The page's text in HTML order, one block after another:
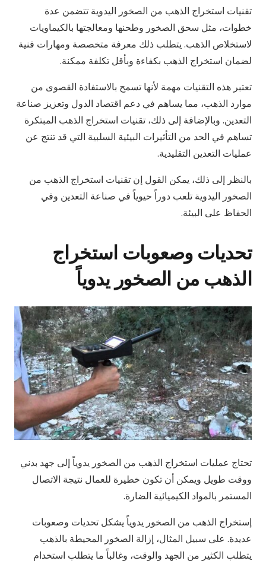
تقنيات استخراج الذهب من الصخور اليدوية تتضمن عدة
خطوات، مثل سحق الصخور وطحنها ومعالجتها بالكيماويات
لاستخلاص الذهب. يتطلب ذلك معرفة متخصصة ومهارات فنية
لضمان استخراج الذهب بكفاءة وبأقل تكلفة ممكنة.
تعتبر هذه التقنيات مهمة لأنها تسمح بالاستفادة القصوى من
موارد الذهب، مما يساهم في دعم اقتصاد الدول وتعزيز صناعة
التعدين. وبالإضافة إلى ذلك، تقنيات استخراج الذهب المبتكرة
تساهم في الحد من التأثيرات البيئية السلبية التي قد تنتج عن
عمليات التعدين التقليدية.
بالنظر إلى ذلك، يمكن القول إن تقنيات استخراج الذهب من
الصخور اليدوية تلعب دوراً حيوياً في صناعة التعدين وفي
الحفاظ على البيئة.
تحديات وصعوبات استخراج
الذهب من الصخور يدوياً
تحتاج عمليات استخراج الذهب من الصخور يدوياً إلى جهد بدني
ووقت طويل ويمكن أن تكون خطيرة للعمال نتيجة الاتصال
المستمر بالمواد الكيميائية الضارة.
إستخراج الذهب من الصخور يدوياً يشكل تحديات وصعوبات
عديدة. على سبيل المثال، إزالة الصخور المحيطة بالذهب
يتطلب الكثير من الجهد والوقت، وغالباً ما يتطلب استخدام